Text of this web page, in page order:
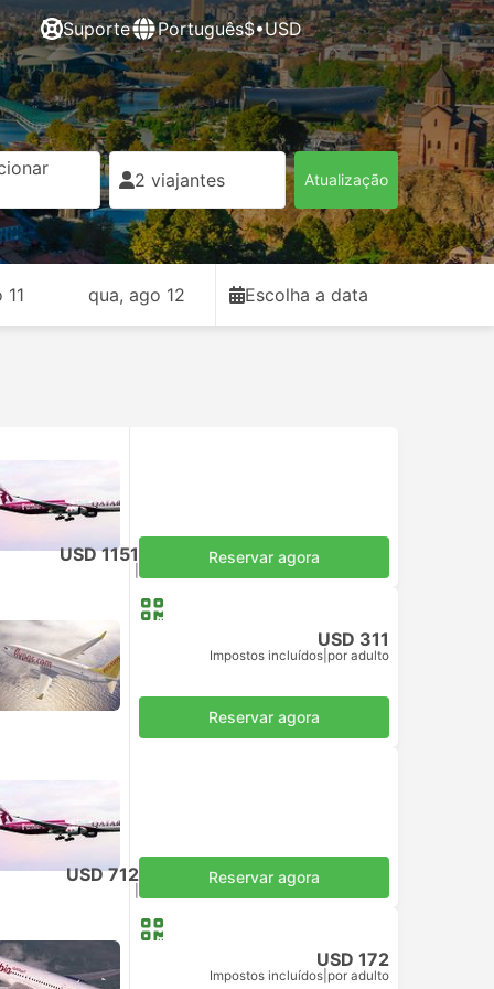
Suporte Português$•USD
2 viajantes Atualização
qua, ago 12 Escolha a data
USD 1151 Reservar agora
USD 311
Impostos incluídos por adulto
Reservar agora
USD 712 Reservar agora
USD 172
Impostos incluídos por adulto